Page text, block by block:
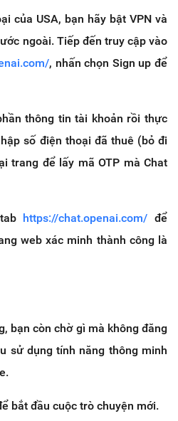
của USA, bạn hãy bật VPN và
ngoài. Tiếp đến truy cập vào
, nhấn chọn Sign up để
thông tin tài khoản rồi thực
số điện thoại đã thuê (bỏ đi
trang để lấy mã OTP mà Chat
https://chat.openai.com/ để
web xác minh thành công là
bạn còn chờ gì mà không đăng
sử dụng tính năng thông minh
bắt đầu cuộc trò chuyện mới.